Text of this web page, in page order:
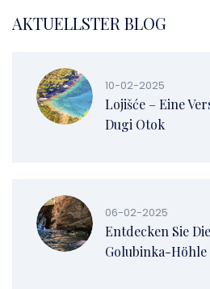
AKTUELLSTER BLOG
10-02-2025
Lojišće – Eine
Dugi Otok
06-02-2025
Entdecken Sie
Golubinka-Höhle